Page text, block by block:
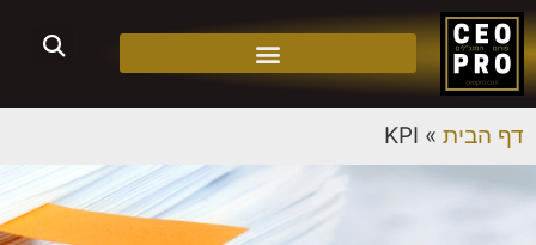
דף הבית »